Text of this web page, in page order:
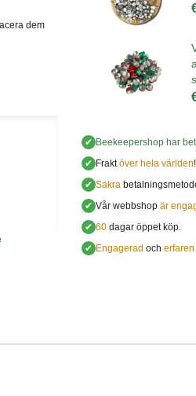
dem
✔ Beekeepershophar
✔ Fraktöver hela världen!
✔ Säkra
✔ Vår webbshop är
✔ 60dagar öppet köp.
✔ Engagerad och erfaren